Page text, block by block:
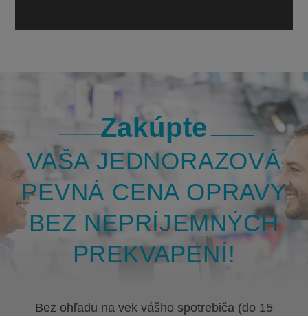
Zakúpte
VAŠA JEDNORAZOVÁ
PEVNÁ CENA OPRAVY
BEZ NEPRÍJEMNÝCH
PREKVAPENÍ!
Bez ohľadu na vek vášho spotrebiča (do 15